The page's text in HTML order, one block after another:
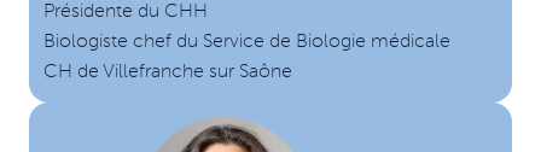
Présidente du CHH
Biologiste chef du Service de Biologie médicale
CH de Villefranche sur Saône